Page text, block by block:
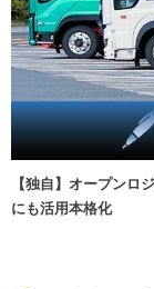
【独自】オープンロ
にも活用本格化